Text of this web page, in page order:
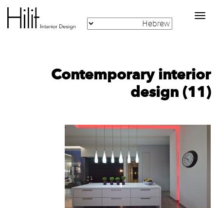
Toggle
navigation
Contemporary interior
design (11)